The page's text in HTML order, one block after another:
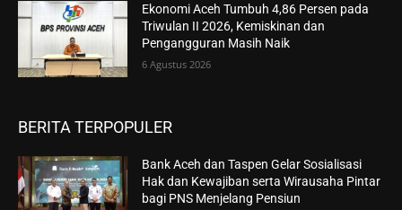
Ekonomi Aceh Tumbuh 4,86 Persen pada
Triwulan II 2026, Kemiskinan dan
Pengangguran Masih Naik
6 Agustus 2026
BERITA TERPOPULER
Bank Aceh dan Taspen Gelar Sosialisasi
Hak dan Kewajiban serta Wirausaha Pintar
bagi PNS Menjelang Pensiun